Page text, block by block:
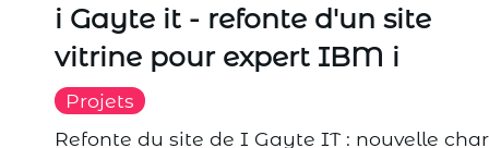
i Gayte it - refonte d'un site
vitrine pour expert IBM i
Projets
Refonte du site de I Gayte IT : nouvelle